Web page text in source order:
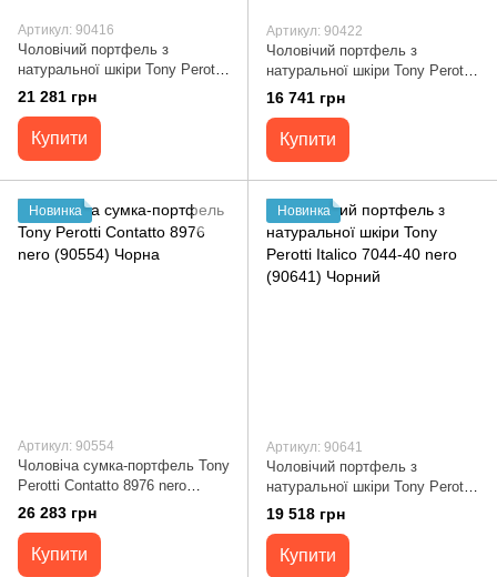
Артикул: 90416
Чоловічий портфель з
натуральної шкіри Tony Perotti
Italico 9276G-35 (90416) Чорний
21 281 грн
Купити
Артикул: 90422
Чоловічий портфель з
натуральної шкіри Tony Perotti
Italico 6031G-38 (90422) Чорний
16 741 грн
Купити
Новинка
Артикул: 90554
Чоловіча сумка-портфель Tony
Perotti Contatto 8976 nero
(90554) Чорна
26 283 грн
Купити
Новинка
Артикул: 90641
Чоловічий портфель з
натуральної шкіри Tony Perotti
Italico 7044-40 nero (90641)
19 518 грн
Купити